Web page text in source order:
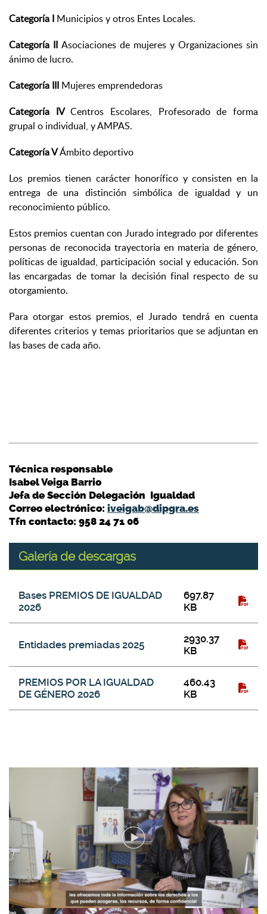
Categoría I Municipios y otros Entes Locales.
Categoría II Asociaciones de mujeres y Organizaciones sin
ánimo de lucro.
Categoría III Mujeres emprendedoras
Categoría IVCentros Escolares, Profesorado de forma
grupal o individual, y AMPAS.
Categoría VÁmbito deportivo
Los premios tienen carácter honorífico y consisten en la
entrega de una distinción simbólica de igualdad y un
reconocimiento público.
Estos premios cuentan con Jurado integrado por diferentes
personas de reconocida trayectoria en materia de género,
políticas de igualdad, participación social y educación. Son
las encargadas de tomar la decisión final respecto de su
otorgamiento.
Para otorgar estos premios, el Jurado tendrá en cuenta
diferentes criterios y temas prioritarios que se adjuntan en
las bases de cada año.
Técnica responsable
Isabel Veiga Barrio
Jefa de Sección Delegación Igualdad
Correo electrónico: iveigab@dipgra.es
Tfn contacto: 958 24 71 06
Galería de descargas
Título del fichero Tamaño
Bases PREMIOS DE IGUALDAD
2026
697.87
KB
Entidades premiadas 2025
2930.37
KB
PREMIOS POR LA IGUALDAD
DE GÉNERO 2026
460.43
KB